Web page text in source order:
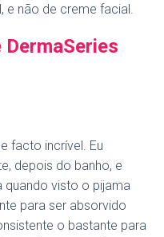
e não de creme facial.
facto incrível. Eu
depois do banho, e
quando visto o pijama
para ser absorvido
o bastante para